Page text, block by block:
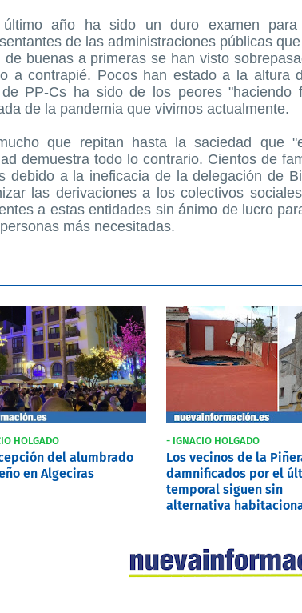
último año ha sido un duro examen
de las administraciones públicas
de buenas a primeras se han visto
a contrapié. Pocos han estado a la altura
PP-Cs ha sido de los peores "haciendo
de la pandemia que vivimos actualmente.
que repitan hasta la saciedad que
demuestra todo lo contrario. Cientos de
debido a la ineficacia de la delegación de
las derivaciones a los colectivos
a estas entidades sin ánimo de lucro
más necesitadas.
HOLGADO
del alumbrado
en Algeciras
- IGNACIO HOLGADO
Los vecinos de la
damnificados por el
temporal siguen sin
alternativa